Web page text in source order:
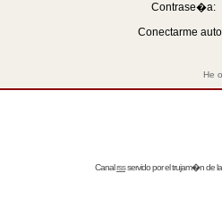
Contrase�a:
Conectarme
He
Canalrssservido por eltrujam�nde